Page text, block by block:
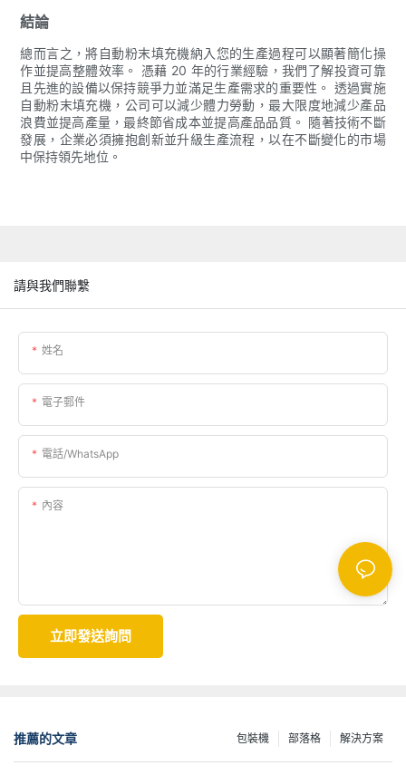
結論
總而言之，將自動粉末填充機納入您的生產過程可以顯著簡化操
作並提高整體效率。 憑藉 20 年的行業經驗，我們了解投資可靠
且先進的設備以保持競爭力並滿足生產需求的重要性。 透過實施
自動粉末填充機，公司可以減少體力勞動，最大限度地減少產品
浪費並提高產量，最終節省成本並提高產品品質。 隨著技術不斷
發展，企業必須擁抱創新並升級生產流程，以在不斷變化的市場
中保持領先地位。
請與我們聯繫
姓名
電子郵件
電話/WhatsApp
內容
立即發送詢問
推薦的文章 解決方案
部落格
包裝機